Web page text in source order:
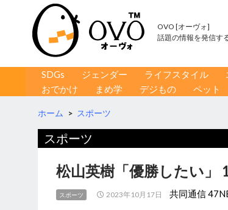
OVO [オーヴォ]
話題の情報を発信す
コンテンツへ移動
SDGs ジェンダー ライフスタイル
おでかけ
まめ学 デジもの ペット
ホーム > スポーツ
スポーツ
松山英樹「優勝したい」
スポーツ 2023年10月17日 共同通信